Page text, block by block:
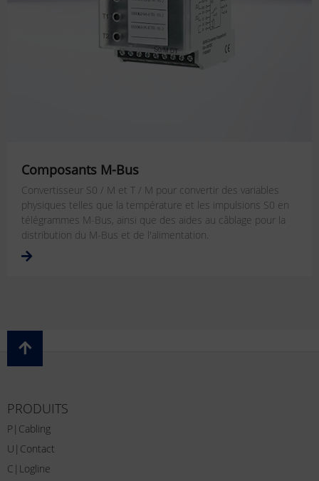
Composants M-Bus
Convertisseur S0 / M et T / M pour convertir des variables
physiques telles que la température et les impulsions S0 en
télégrammes M-Bus, ainsi que des aides au câblage pour la
distribution du M-Bus et de l'alimentation.
PRODUITS
P|Cabling
U|Contact
C|Logline